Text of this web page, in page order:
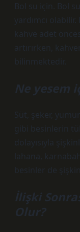
Bol su için. Bol
yardımcı
kahve adet
artırırken,
bilinmektedir.
Ne yesem
Süt, şeker,
gibi besinlerin
dolayısıyla
lahana,
besinler de
İlişki
Olur?